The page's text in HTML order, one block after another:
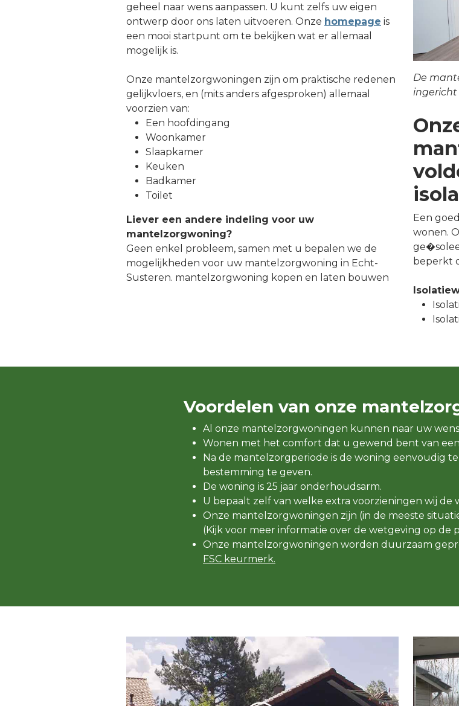
geheel naar wens aanpassen. U kunt zelfs uw eigen
ontwerp door ons laten uitvoeren. Onze homepage is
een mooi startpunt om te bekijken wat er allemaal
mogelijk is.
Onze mantelzorgwoningen zijn om praktische redenen
gelijkvloers, en (mits anders afgesproken) allemaal
voorzien van:
Een hoofdingang
Woonkamer
Slaapkamer
Keuken
Badkamer
Toilet
Liever een andere indeling voor uw
mantelzorgwoning?
Geen enkel probleem, samen met u bepalen we de
mogelijkheden voor uw mantelzorgwoning in Echt-
Susteren. mantelzorgwoning kopen en laten bouwen
De
ingericht
Een
wonen.
beperkt
Voordelen van onze
Al onze mantelzorgwoningen kunnen naar uw
Wonen met het comfort dat u gewend bent van
Na de mantelzorgperiode is de woning eenvoudig
bestemming te geven.
De woning is 25 jaar onderhoudsarm.
U bepaalt zelf van welke extra voorzieningen wij de
Onze mantelzorgwoningen zijn (in de meeste
(Kijk voor meer informatie over de wetgeving op de
Onze mantelzorgwoningen worden duurzaam
FSC keurmerk.